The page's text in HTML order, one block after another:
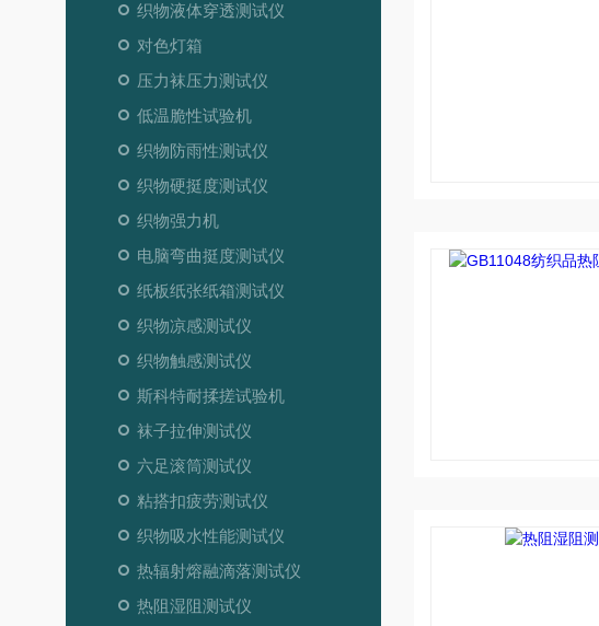
织物液体穿透测试仪
对色灯箱
压力袜压力测试仪
低温脆性试验机
织物防雨性测试仪
织物硬挺度测试仪
织物强力机
电脑弯曲挺度测试仪
纸板纸张纸箱测试仪
织物凉感测试仪
织物触感测试仪
斯科特耐揉搓试验机
袜子拉伸测试仪
六足滚筒测试仪
粘搭扣疲劳测试仪
织物吸水性能测试仪
热辐射熔融滴落测试仪
热阻湿阻测试仪